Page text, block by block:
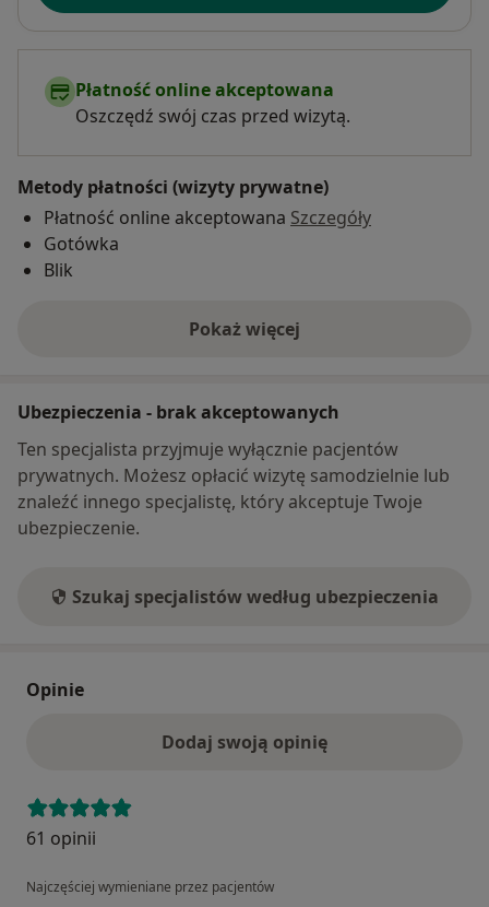
Płatność online akceptowana
Oszczędź swój czas przed wizytą.
Metody płatności (wizyty prywatne)
Płatność online akceptowana Szczegóły
Gotówka
Blik
Pokaż więcej
o adresie
Ubezpieczenia - brak akceptowanych
Ten specjalista przyjmuje wyłącznie pacjentów
prywatnych. Możesz opłacić wizytę samodzielnie lub
znaleźć innego specjalistę, który akceptuje Twoje
ubezpieczenie.
Szukaj specjalistów według ubezpieczenia
Opinie
Dodaj swoją opinię
61 opinii
Najczęściej wymieniane przez pacjentów